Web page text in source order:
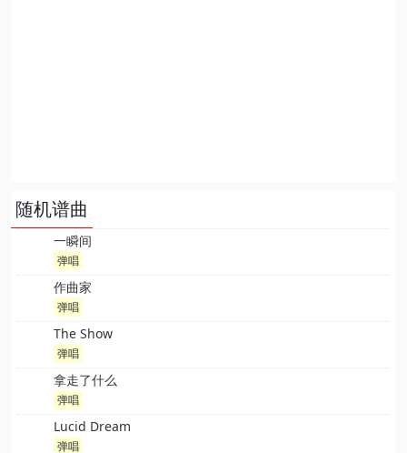
随机谱曲
一瞬间
弹唱
作曲家
弹唱
The Show
弹唱
拿走了什么
弹唱
Lucid Dream
弹唱